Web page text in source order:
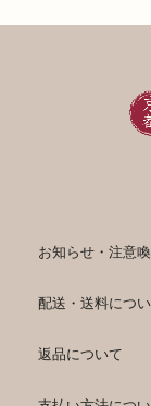
お知らせ・注意
配送・送料につ
返品について